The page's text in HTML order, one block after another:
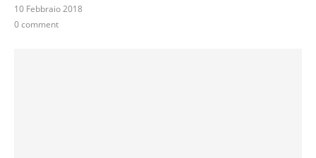
10 Febbraio 2018
0 comment